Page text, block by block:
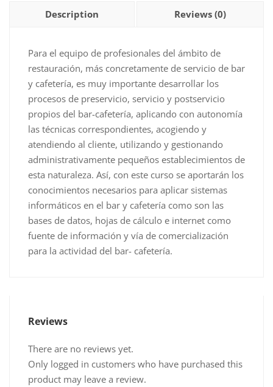
cafetería
Description Reviews (0)
Para el equipo de profesionales del ámbito de
restauración, más concretamente de servicio de bar
y cafetería, es muy importante desarrollar los
procesos de preservicio, servicio y postservicio
propios del bar-cafetería, aplicando con autonomía
las técnicas correspondientes, acogiendo y
atendiendo al cliente, utilizando y gestionando
administrativamente pequeños establecimientos de
esta naturaleza. Así, con este curso se aportarán los
conocimientos necesarios para aplicar sistemas
informáticos en el bar y cafetería como son las
bases de datos, hojas de cálculo e internet como
fuente de información y vía de comercialización
para la actividad del bar- cafetería.
Reviews
There are no reviews yet.
Only logged in customers who have purchased this
product may leave a review.